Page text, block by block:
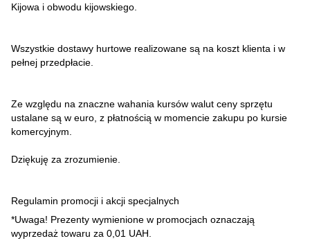
Kijowa i obwodu kijowskiego.
Wszystkie dostawy hurtowe realizowane są na koszt klienta i w
pełnej przedpłacie.
Ze względu na znaczne wahania kursów walut ceny sprzętu
ustalane są w euro, z płatnością w momencie zakupu po kursie
komercyjnym.
Dziękuję za zrozumienie.
Regulamin promocji i akcji specjalnych
*Uwaga! Prezenty wymienione w promocjach oznaczają
wyprzedaż towaru za 0,01 UAH.